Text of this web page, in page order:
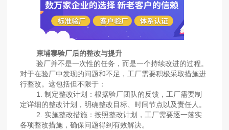
柬埔寨验厂后的整改与提升
验厂并不是一次性的任务，而是一个持续改进的过程。
对于在验厂中发现的问题和不足，工厂需要积极采取措施进
行整改。这包括但不限于：
1. 制定整改计划：根据验厂团队的反馈，工厂需要制
定详细的整改计划，明确整改目标、时间节点以及责任人。
2. 实施整改措施：按照整改计划，工厂需要逐一落实
各项整改措施，确保问题得到有效解决。